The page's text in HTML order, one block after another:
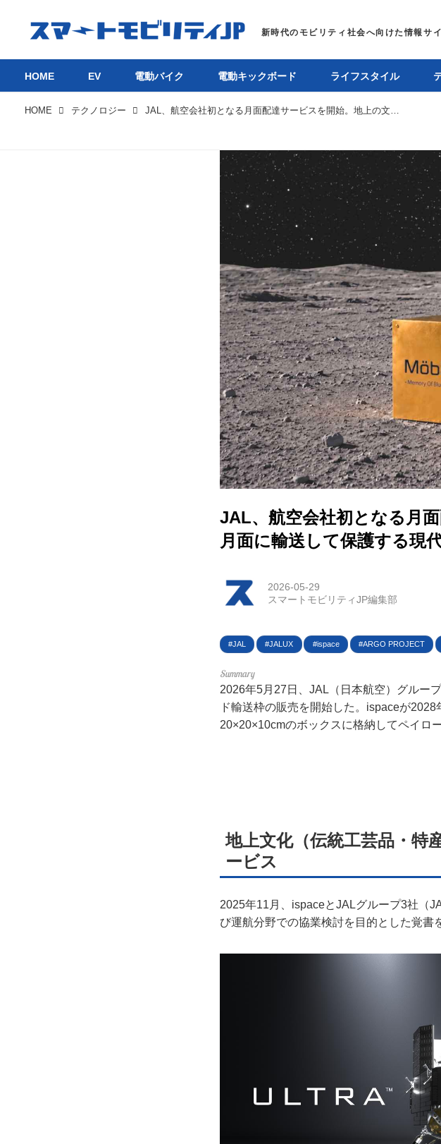
HOME
EV
電動バイク
電動キックボード
テクノロジー
運営会社
利用規約
ライター名簿
HOME EV 電動バイク 電動キックボード ライフスタイル
HOME テクノロジー JAL、航空会社初となる月面配達サービスを開始。地上の文化を月面に輸送して保護する現代版「ノアの方舟」プロジェクト
JAL、航空会社初となる月
月面に輸送して保護する現
2026-05-29
スマートモビリティJP編集部
JAL JALUX ispace ARGO PROJECT
2026年5月27日、JAL（日本航空）グルー
ド輸送枠の販売を開始した。ispaceが
20×20×10cmのボックスに格納してペイロ
地上文化（伝統工芸品・特
ービス
2025年11月、ispaceとJALグループ3社（
び運航分野での協業検討を目的とした覚書